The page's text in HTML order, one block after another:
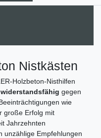
Nistkästen
Holzbeton-Nisthilfen
widerstandsfähig gegen
wie
große Erfolg mit
Jahrzehnten
unzählige Empfehlungen